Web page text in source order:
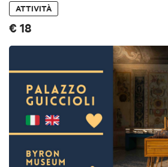
ATTIVITÀ
€ 18